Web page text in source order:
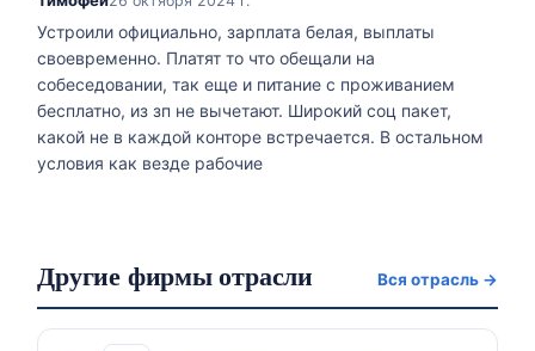
Устроили официально, зарплата белая, выплаты
своевременно. Платят то что обещали на
собеседовании, так еще и питание с проживанием
бесплатно, из зп не вычетают. Широкий соц пакет,
какой не в каждой конторе встречается. В остальном
условия как везде рабочие
Другие фирмы отрасли Вся отрасль →